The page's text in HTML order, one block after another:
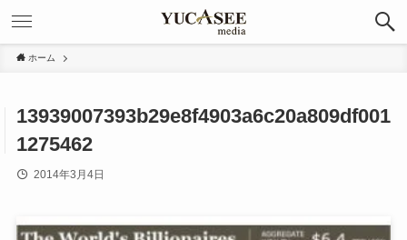
ホーム
13939007393b29e8f4903a6c20a809df001
1275462
2014年3月4日